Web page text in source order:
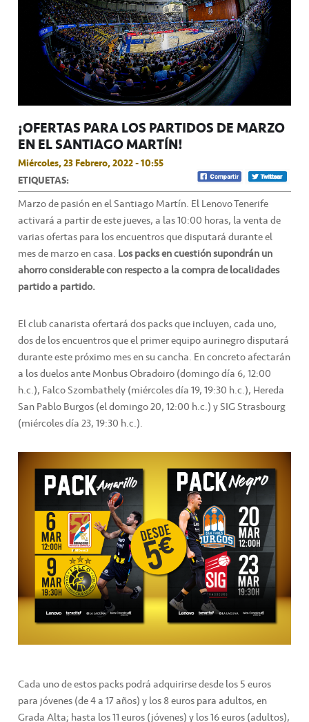
¡OFERTAS PARA LOS PARTIDOS DE MARZO
EN EL SANTIAGO MARTÍN!
Miércoles, 23 Febrero, 2022 - 10:55
ETIQUETAS:
Marzo de pasión en el Santiago Martín. El Lenovo Tenerife
activará a partir de este jueves, a las 10:00 horas, la venta de
varias ofertas para los encuentros que disputará durante el
mes de marzo en casa. Los packs en cuestión supondrán un
ahorro considerable con respecto a la compra de localidades
partido a partido.
El club canarista ofertará dos packs que incluyen, cada uno,
dos de los encuentros que el primer equipo aurinegro disputará
durante este próximo mes en su cancha. En concreto afectarán
a los duelos ante Monbus Obradoiro (domingo día 6, 12:00
h.c.), Falco Szombathely (miércoles día 19, 19:30 h.c.), Hereda
San Pablo Burgos (el domingo 20, 12:00 h.c.) y SIG Strasbourg
(miércoles día 23, 19:30 h.c.).
Cada uno de estos packs podrá adquirirse desde los 5 euros
para jóvenes (de 4 a 17 años) y los 8 euros para adultos, en
Grada Alta; hasta los 11 euros (jóvenes) y los 16 euros (adultos),